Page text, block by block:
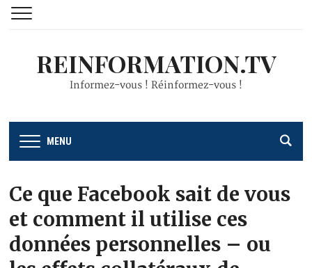
REINFORMATION.TV
Informez-vous ! Réinformez-vous !
MENU
Ce que Facebook sait de vous
et comment il utilise ces
données personnelles – ou